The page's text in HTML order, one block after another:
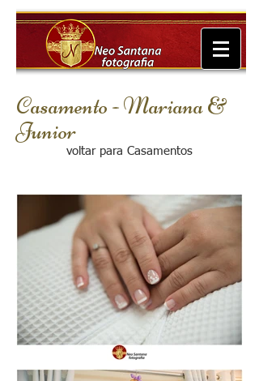
Casamento - Mariana &
Junior
voltar para Casamentos